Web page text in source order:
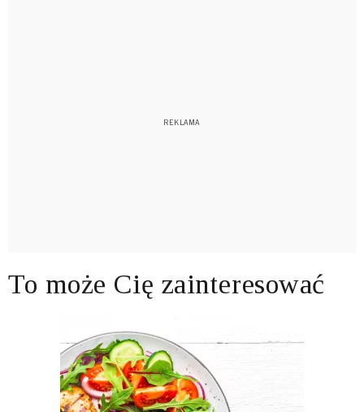
To może Cię zainteresować